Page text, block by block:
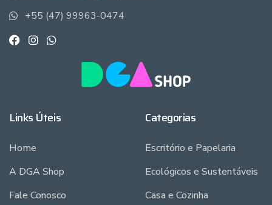
+55 (47) 99963-0474
Links Úteis
Home
A DGA Shop
Fale Conosco
Categorias
Escritório e Papelaria
Ecológicos e Sustentáveis
Casa e Cozinha